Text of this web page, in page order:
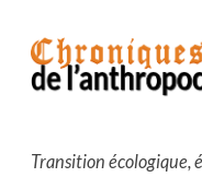
contenu
Transition écologique,